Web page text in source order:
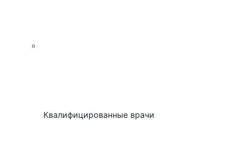
Квалифицированные врачи